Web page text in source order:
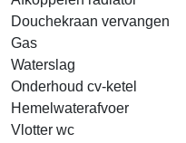
Douchekraan vervangen
Gas
Waterslag
Onderhoud cv-ketel
Hemelwaterafvoer
Vlotter wc